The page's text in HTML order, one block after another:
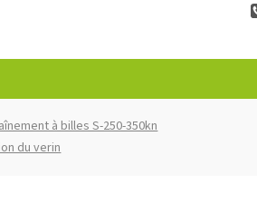
à billes S-250-350kn
du verin